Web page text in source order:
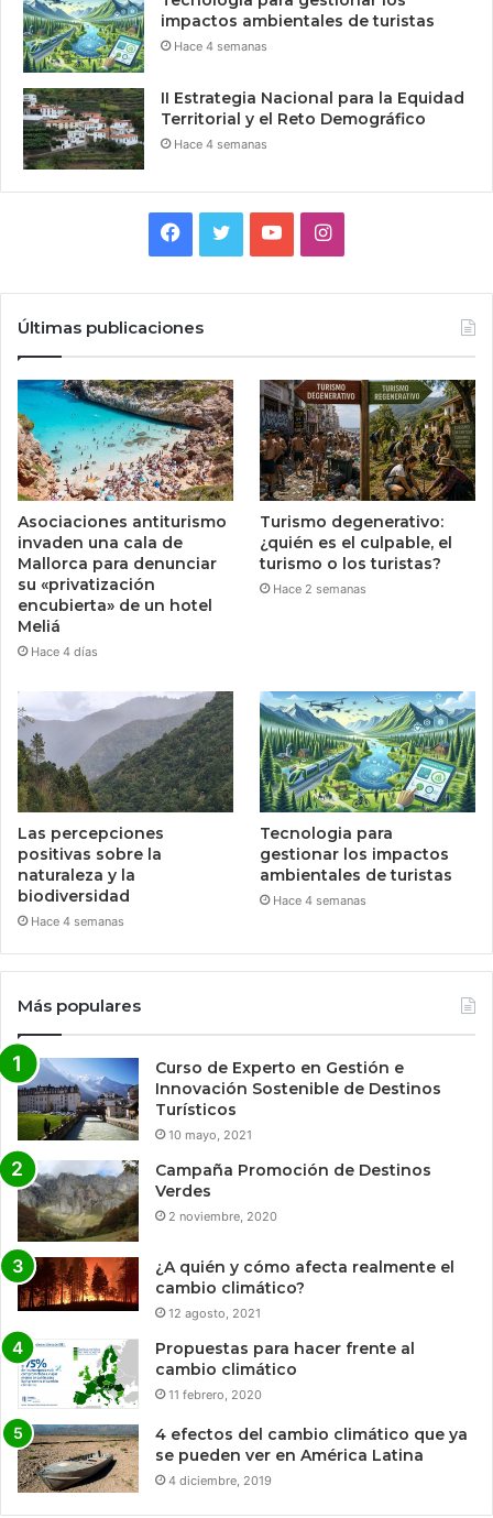
impactos ambientales de turistas
Hace 4 semanas
II Estrategia Nacional para la Equidad
Territorial y el Reto Demográfico
Hace 4 semanas
Facebook
TwitterYouTubeInstagram
Últimas publicaciones
Asociaciones antiturismo
invaden una cala de
Mallorca para denunciar
su «privatización
encubierta» de un hotel
Meliá
Hace 4 días
Turismo degenerativo:
¿quién es el culpable, el
turismo o los turistas?
Hace 2 semanas
Las percepciones
positivas sobre la
naturaleza y la
biodiversidad
Hace 4 semanas
Tecnologia para
gestionar los impactos
ambientales de turistas
Hace 4 semanas
Más populares
Curso de Experto en Gestión e
Innovación Sostenible de Destinos
Turísticos
10 mayo, 2021
Campaña Promoción de Destinos
Verdes
2 noviembre, 2020
¿A quién y cómo afecta realmente el
cambio climático?
12 agosto, 2021
Propuestas para hacer frente al
cambio climático
11 febrero, 2020
4 efectos del cambio climático que ya
se pueden ver en América Latina
4 diciembre, 2019